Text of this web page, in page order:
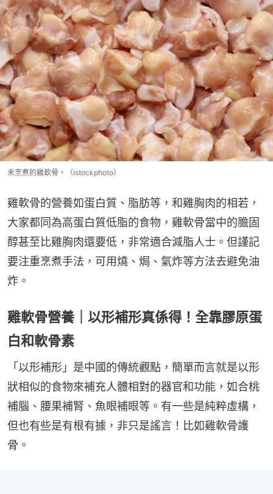
未烹煮的雞軟骨。（istockphoto）
雞軟骨的營養如蛋白質、脂肪等，和雞胸肉的相若，
大家都同為高蛋白質低脂的食物，雞軟骨當中的膽固
醇甚至比雞胸肉還要低，非常適合減脂人士。但謹記
要注重烹煮手法，可用燒、焗、氣炸等方法去避免油
炸。
雞軟骨營養｜以形補形真係得！全靠膠原蛋
白和軟骨素
「以形補形」是中國的傳統觀點，簡單而言就是以形
狀相似的食物來補充人體相對的器官和功能，如合桃
補腦、腰果補腎、魚眼補眼等。有一些是純粹虛構，
但也有些是有根有據，非只是謠言！比如雞軟骨護
骨。